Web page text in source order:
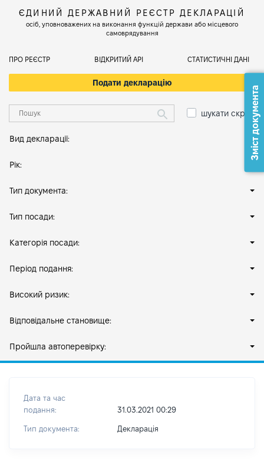
ЄДИНИЙ ДЕРЖАВНИЙ РЕЄСТР ДЕКЛАРАЦІЙ
осіб, уповноважених на виконання функцій держави або місцевого
самоврядування
ПРО РЕЄСТР ВІДКРИТИЙ АРІ СТАТИСТИЧНІ ДАНІ
Подати декларацію
шукати скрізь
Вид декларації:
Рік:
Тип документа:
Тип посади:
Категорія посади:
Період подання:
Високий ризик:
Відповідальне становище:
Пройшла автоперевірку:
Дата та час
подання:
31.03.2021 00:29
Тип документа: Декларація
Зміст документа